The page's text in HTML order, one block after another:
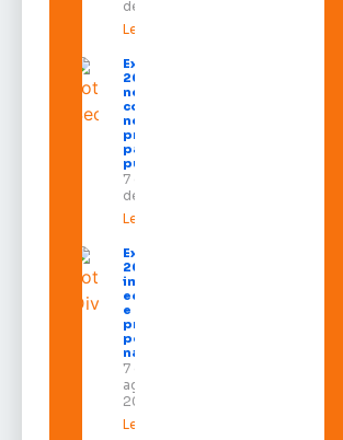
de 2026
Leia mais »
Expofeira
2026 começa
neste sábado
com shows,
negócios e
programação
para todos os
públicos
7 de agosto
de 2026
Leia mais »
Expofeira
2026
impulsiona
economia
e aumenta
procura
por hotéis
na capital
7 de
agosto de
2026
Leia mais »